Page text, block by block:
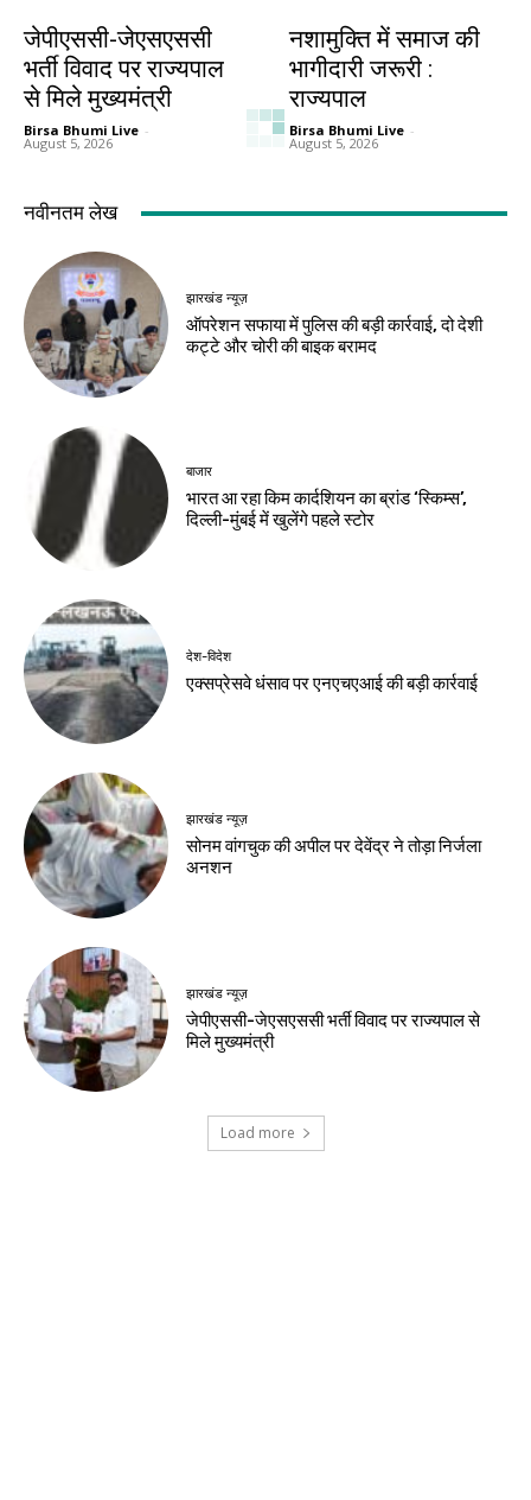
जेपीएससी-जेएसएससी
भर्ती विवाद पर राज्यपाल
से मिले मुख्यमंत्री
Birsa Bhumi Live -
August 5, 2026
नशामुक्ति में समाज की
भागीदारी जरूरी :
राज्यपाल
Birsa Bhumi Live -
August 5, 2026
नवीनतम लेख
झारखंड न्यूज़
ऑपरेशन सफाया में पुलिस की बड़ी कार्रवाई, दो देशी
कट्टे और चोरी की बाइक बरामद
बाजार
भारत आ रहा किम कार्दशियन का ब्रांड ‘स्किम्स’,
दिल्ली-मुंबई में खुलेंगे पहले स्टोर
देश-विदेश
एक्सप्रेसवे धंसाव पर एनएचएआई की बड़ी कार्रवाई
झारखंड न्यूज़
सोनम वांगचुक की अपील पर देवेंद्र ने तोड़ा निर्जला
अनशन
झारखंड न्यूज़
जेपीएससी-जेएसएससी भर्ती विवाद पर राज्यपाल से
मिले मुख्यमंत्री
Load more